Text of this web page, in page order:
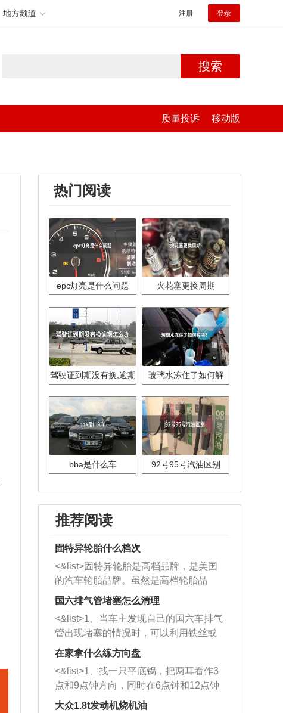
地方频道 注册 登录
搜索
质量投诉 移动版
热门阅读
epc灯亮是什么问题 火花塞更换周期
驾驶证到期没有换,逾期
玻璃水冻住了如何解
bba是什么车 92号95号汽油区别
推荐阅读
固特异轮胎什么档次
<&list>固特异轮胎是高档品牌，是美国
的汽车轮胎品牌。虽然是高档轮胎品
牌，但是中高低端的轮胎都有生产，这
也是为了更好的开拓市场。
国六排气管堵塞怎么清理
<&list>1、当车主发现自己的国六车排气
管出现堵塞的情况时，可以利用铁丝或
者是细棍，直接将杂物给取出来，如果
堵塞情况比较严重，也可以采取应急措
施。 <&list>2、直接利用木棍将所有的
杂物推到排气管里面的位置处，然后将
三元催化器拆解开，就可以将堵塞的东
在家拿什么练方向盘
<&list>1、找一只平底锅，把两耳看作3
点和9点钟方向，同时在6点钟和12点钟
方向做一个标记。 <&list>2、双手握住
大众1.8t发动机烧机油